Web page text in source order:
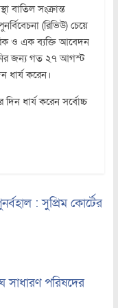
বাতিল সংক্রান্ত
(রিভিউ) চেয়ে
ও এক ব্যক্তি আবেদন
জন্য গত ২৭ আগস্ট
ধার্য করেন।
ধার্য করেন সর্বোচ্চ
: সুপ্রিম কোর্টের
সাধারণ পরিষদের